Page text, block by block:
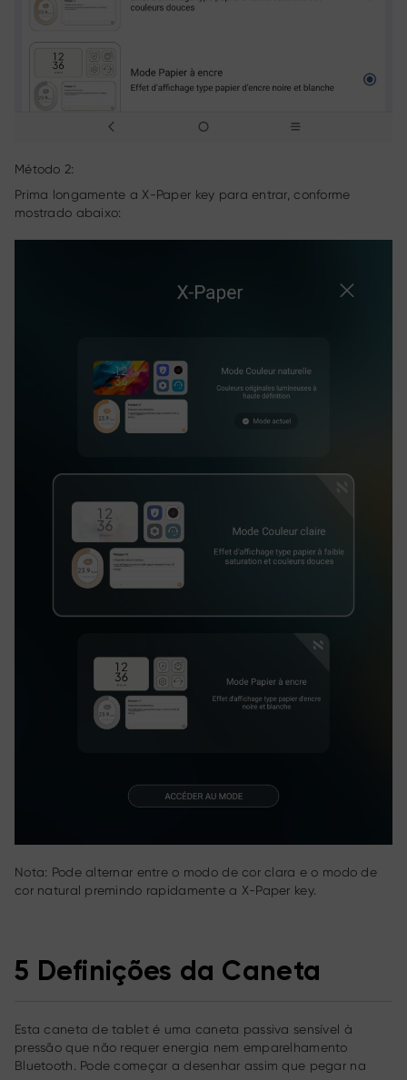
Método 2:
Prima longamente a X-Paper key para entrar, conforme
mostrado abaixo:
Nota: Pode alternar entre o modo de cor clara e o modo de
cor natural premindo rapidamente a X-Paper key.
5 Definições da Caneta
Esta caneta de tablet é uma caneta passiva sensível à
pressão que não requer energia nem emparelhamento
Bluetooth. Pode começar a desenhar assim que pegar na